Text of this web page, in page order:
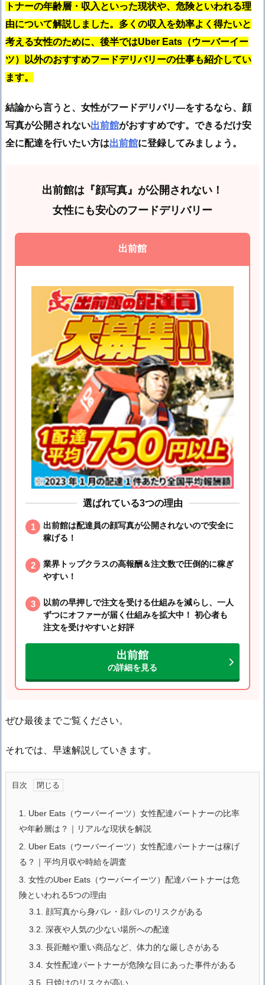
トナーの年齢層・収入といった現状や、危険といわれる理
由について解説しました。多くの収入を効率よく得たいと
考える女性のために、後半ではUber Eats（ウーバーイー
ツ）以外のおすすめフードデリバリーの仕事も紹介してい
ます。
結論から言うと、女性がフードデリバリ―をするなら、顔
写真が公開されない出前館がおすすめです。できるだけ安
全に配達を行いたい方は出前館に登録してみましょう。
出前館は『顔写真』が公開されない！
女性にも安心のフードデリバリー
出前館
選ばれている3つの理由
出前館は配達員の顔写真が公開されないので安全に
稼げる！
業界トップクラスの高報酬＆注文数で圧倒的に稼ぎ
やすい！
以前の早押しで注文を受ける仕組みを減らし、一人
ずつにオファーが届く仕組みを拡大中！ 初心者も
注文を受けやすいと好評
出前館
の詳細を見る
ぜひ最後までご覧ください。
それでは、早速解説していきます。
目次
1.
Uber Eats（ウーバーイーツ）女性配達パートナーの比率
や年齢層は？｜リアルな現状を解説
2.
Uber Eats（ウーバーイーツ）女性配達パートナーは稼げ
る？｜平均月収や時給を調査
3. 女性のUber Eats（ウーバーイーツ）配達パートナーは危
険といわれる5つの理由
3.1.
顔写真から身バレ・顔バレのリスクがある
3.2. 深夜や人気の少ない場所への配達
3.3. 長距離や重い商品など、体力的な厳しさがある
3.4. 女性配達パートナーが危険な目にあった事件がある
3.5.
日焼けのリスクが高い